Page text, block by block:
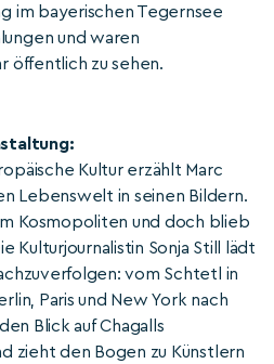
im bayerischen Tegernsee
und waren
öffentlich zu sehen.
Kultur erzählt Marc
Lebenswelt in seinen Bildern.
Kosmopoliten und doch blieb
Kulturjournalistin Sonja Still lädt
vom Schtetl in
Paris und New York nach
Blick auf Chagalls
zieht den Bogen zu Künstlern